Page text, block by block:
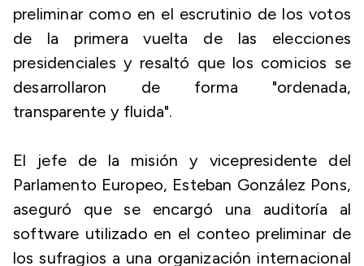
preliminar como en el escrutinio de los votos
de la primera vuelta de las elecciones
presidenciales y resaltó que los comicios se
desarrollaron de forma "ordenada,
transparente y fluida".
El jefe de la misión y vicepresidente del
Parlamento Europeo, Esteban González Pons,
aseguró que se encargó una auditoría al
software utilizado en el conteo preliminar de
los sufragios a una organización internacional